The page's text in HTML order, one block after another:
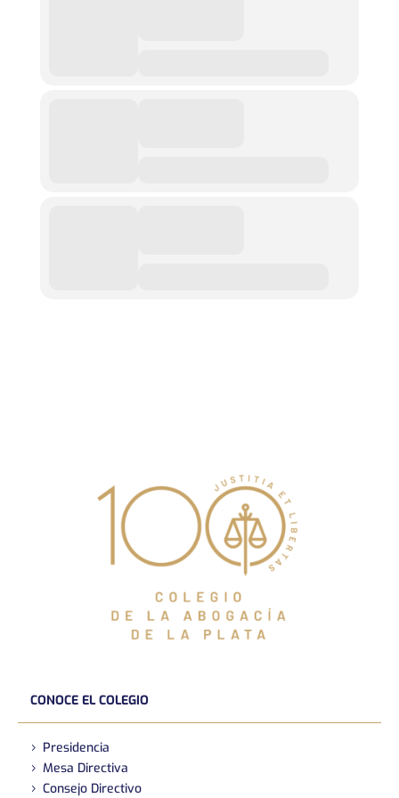
CONOCE EL COLEGIO
Presidencia
Mesa Directiva
Consejo Directivo